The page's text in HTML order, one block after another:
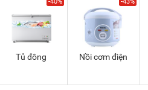
-40%
Tủ đông
-43%
Nồi cơm điện